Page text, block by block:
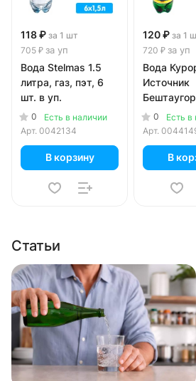
118 ₽ за 1 шт
705 ₽ за уп
Вода Stelmas 1.5
литра, газ, пэт, 6
шт. в уп.
0
Есть в наличии
Арт. 0042134
В корзину
120 ₽ за 1
720 ₽ за уп
Вода
Источник
1.5 литра,
6 шт. в уп.
0
Есть в
Арт.
В
Статьи